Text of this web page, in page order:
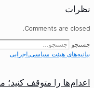
نظرات
Comments are closed.
جستجو
بیانیه‌های هیئت‌ سیاسی‌ـ‌اجرایی
اعدام‌ها را متوقف